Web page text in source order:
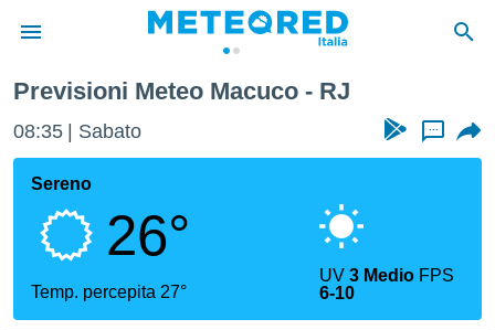
di
per
le
di
Previsioni Meteo Macuco - RJ
08:35 Sabato ...
Sereno
26°
Temp. percepita 27°
UV3 Medio FPS
6-10